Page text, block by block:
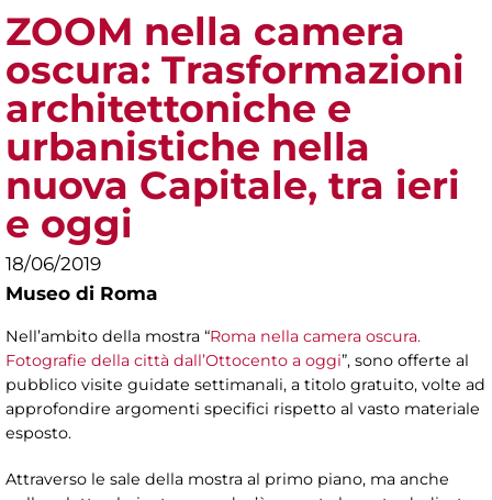
ZOOM nella camera
oscura: Trasformazioni
architettoniche e
urbanistiche nella
nuova Capitale, tra ieri
e oggi
18/06/2019
Museo di Roma
Nell’ambito della mostra “Roma nella camera oscura.
Fotografie della città dall’Ottocento a oggi”, sono offerte al
pubblico visite guidate settimanali, a titolo gratuito, volte ad
approfondire argomenti specifici rispetto al vasto materiale
esposto.
Attraverso le sale della mostra al primo piano, ma anche